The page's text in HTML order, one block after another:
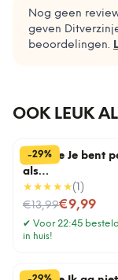
Nog geen
geven
beoordelingen.
OOK LEUK
-29%
Tegeltje Je bent
als…
★★★★★( 1 )
€13,99
Nu voor€9,99
✔ Voor 22:45
in huis!